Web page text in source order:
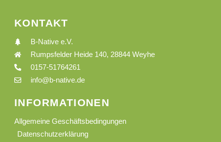
KONTAKT
B-Native e.V.
Rumpsfelder Heide 140, 28844 Weyhe
0157-51764261
info@b-native.de
INFORMATIONEN
Allgemeine Geschäftsbedingungen
Datenschutzerklärung